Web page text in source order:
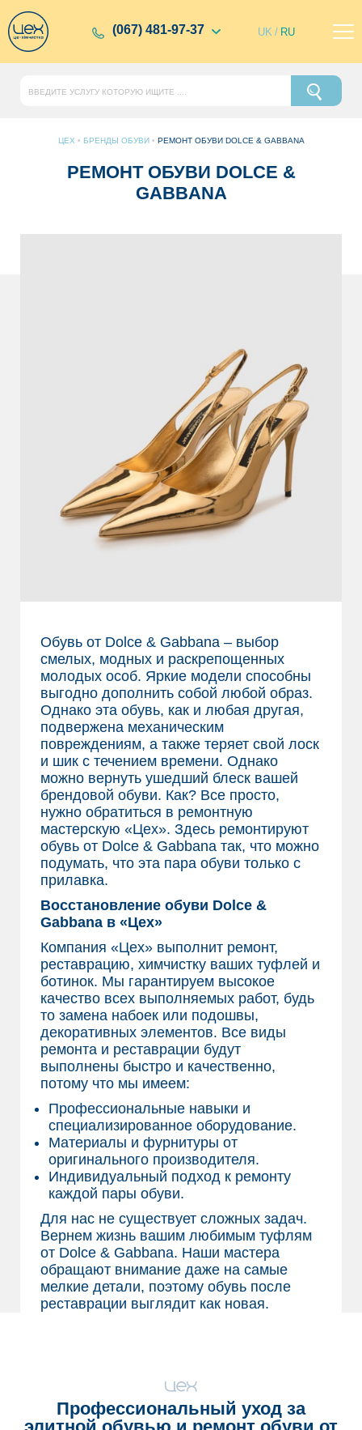
(067) 481-97-37 UK / RU
ЦЕХ • БРЕНДЫ ОБУВИ• РЕМОНТ ОБУВИ DOLCE & GABBANA
РЕМОНТ ОБУВИ DOLCE &
GABBANA
Обувь от Dolce & Gabbana – выбор
смелых, модных и раскрепощенных
молодых особ. Яркие модели способны
выгодно дополнить собой любой образ.
Однако эта обувь, как и любая другая,
подвержена механическим
повреждениям, а также теряет свой лоск
и шик с течением времени. Однако
можно вернуть ушедший блеск вашей
брендовой обуви. Как? Все просто,
нужно обратиться в ремонтную
мастерскую «Цех». Здесь ремонтируют
обувь от Dolce & Gabbana так, что можно
подумать, что эта пара обуви только с
прилавка.
Восстановление обуви Dolce &
Gabbana в «Цех»
Компания «Цех» выполнит ремонт,
реставрацию, химчистку ваших туфлей и
ботинок. Мы гарантируем высокое
качество всех выполняемых работ, будь
то замена набоек или подошвы,
декоративных элементов. Все виды
ремонта и реставрации будут
выполнены быстро и качественно,
потому что мы имеем:
Профессиональные навыки и
специализированное оборудование.
Материалы и фурнитуры от
оригинального производителя.
Индивидуальный подход к ремонту
каждой пары обуви.
Для нас не существует сложных задач.
Вернем жизнь вашим любимым туфлям
от Dolce & Gabbana. Наши мастера
обращают внимание даже на самые
мелкие детали, поэтому обувь после
реставрации выглядит как новая.
Профессиональный уход за